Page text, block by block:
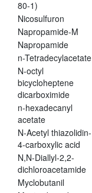
80-1)
Nicosulfuron
Napropamide-M
Napropamide
n-Tetradecylacetate
N-octyl
bicycloheptene
dicarboximide
n-hexadecanyl
acetate
N-Acetyl thiazolidin-
4-carboxylic acid
N,N-Diallyl-2,2-
dichloroacetamide
Myclobutanil